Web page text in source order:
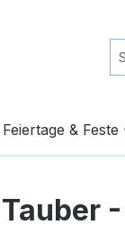
Feiertage & Feste